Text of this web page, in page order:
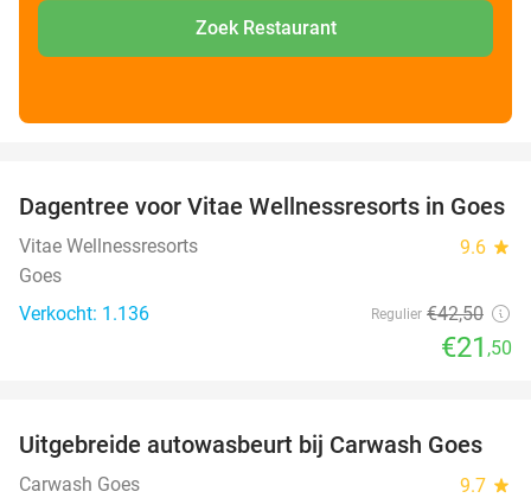
Zoek Restaurant
49%
Dagentree voor Vitae Wellnessresorts in Goes
Vitae Wellnessresorts 9.6 star
Goes
Verkocht: 1.136
Regulier €42,50
€21 ,50
36%
Uitgebreide autowasbeurt bij Carwash Goes
Carwash Goes 9.7 star